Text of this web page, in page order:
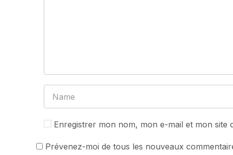
Enregistrer mon nom, mon e-mail et mon
Prévenez-moi de tous les nouveaux